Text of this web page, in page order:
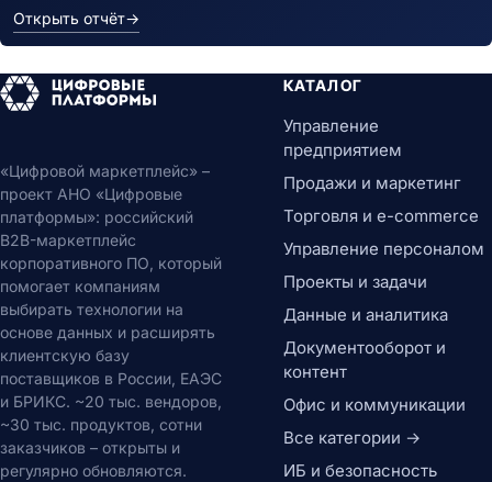
Открыть отчёт→
«Цифровой маркетплейс» –
проект АНО «Цифровые
платформы»: российский
B2B-маркетплейс
корпоративного ПО, который
помогает компаниям
выбирать технологии на
основе данных и расширять
клиентскую базу
поставщиков в России, ЕАЭС
и БРИКС. ~20 тыс. вендоров,
~30 тыс. продуктов, сотни
заказчиков – открыты и
регулярно обновляются.
КАТАЛОГ
Управление
предприятием
Продажи и маркетинг
Торговля и e-commerce
Управление персоналом
Проекты и задачи
Данные и аналитика
Документооборот и
контент
Офис и коммуникации
Все категории →
ИБ и безопасность